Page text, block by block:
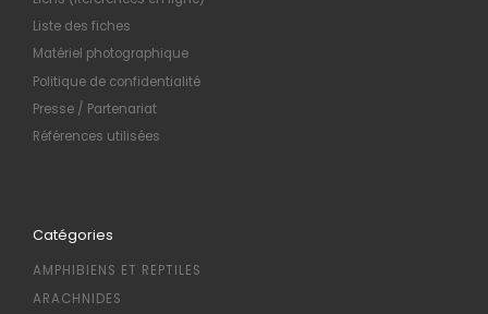
Liste des fiches
Matériel photographique
Politique de confidentialité
Presse / Partenariat
Références utilisées
Catégories
AMPHIBIENS ET REPTILES
ARACHNIDES